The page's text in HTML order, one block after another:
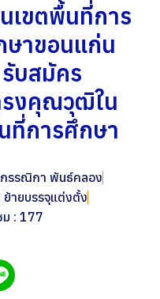
เขตพื้นที่การ
าขอนแก่น
รับสมัคร
งคุณวุฒิใน
ที่การศึกษา
กรรณิกา พันธ์คลอง
ายบรรจุแต่งตั้ง
ม : 177